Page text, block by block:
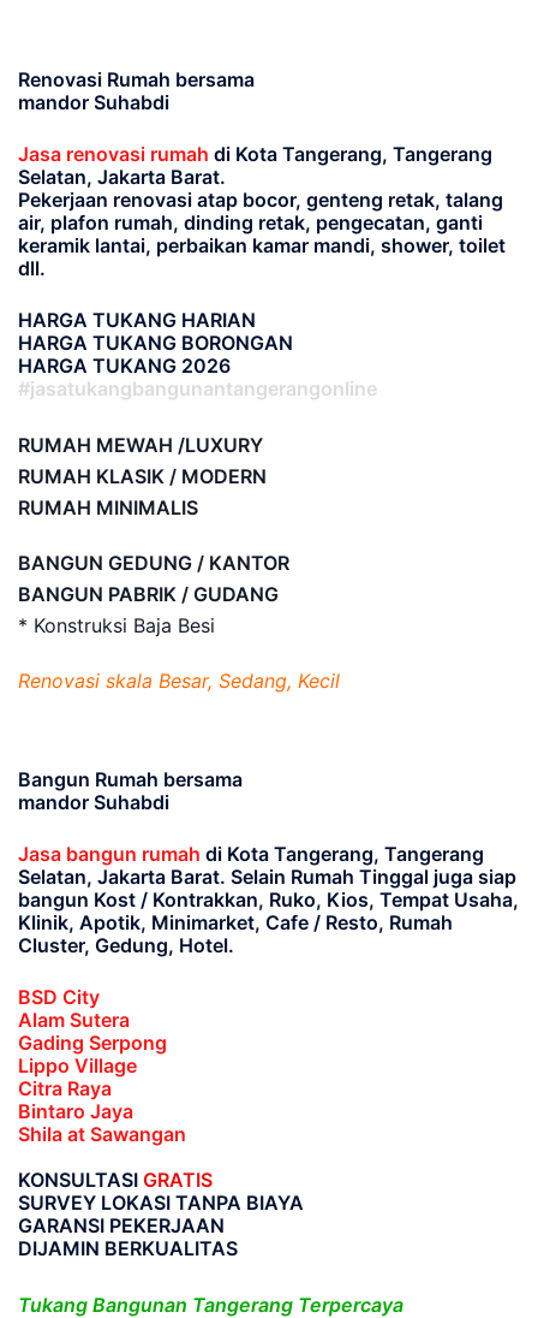
Renovasi Rumah bersama
mandor Suhabdi
Jasa renovasi rumah di Kota Tangerang, Tangerang
Selatan, Jakarta Barat.
Pekerjaan renovasi atap bocor, genteng retak, talang
air, plafon rumah, dinding retak, pengecatan, ganti
keramik lantai, perbaikan kamar mandi, shower, toilet
dll.
HARGA TUKANG HARIAN
HARGA TUKANG BORONGAN
HARGA TUKANG 2026
#jasatukangbangunantangerangonline
RUMAH MEWAH /LUXURY
RUMAH KLASIK / MODERN
RUMAH MINIMALIS
BANGUN GEDUNG / KANTOR
BANGUN PABRIK / GUDANG
* Konstruksi Baja Besi
Renovasi skala Besar, Sedang, Kecil
Bangun Rumah bersama
mandor Suhabdi
Jasa bangun rumah di Kota Tangerang, Tangerang
Selatan, Jakarta Barat. Selain Rumah Tinggal juga siap
bangun Kost / Kontrakkan, Ruko, Kios, Tempat Usaha,
Klinik, Apotik, Minimarket, Cafe / Resto, Rumah
Cluster, Gedung, Hotel.
BSD City
Alam Sutera
Gading Serpong
Lippo Village
Citra Raya
Bintaro Jaya
Shila at Sawangan
KONSULTASI GRATIS
SURVEY LOKASI TANPA BIAYA
GARANSI PEKERJAAN
DIJAMIN BERKUALITAS
Tukang Bangunan Tangerang Terpercaya